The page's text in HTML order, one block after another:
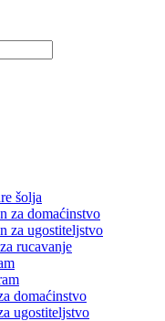
šolja
za domaćinstvo
za ugostiteljstvo
rucavanje
domaćinstvo
ugostiteljstvo